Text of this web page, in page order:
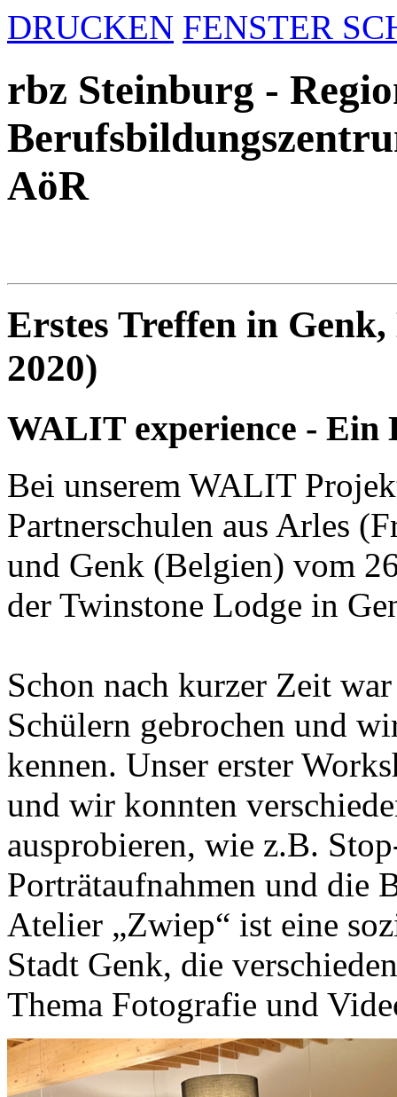
DRUCKEN FENSTER
rbz Steinburg -
AöR
Erstes Treffen in
2020)
WALIT experience - Ein
Bei unserem WALIT
Partnerschulen aus Arles
und Genk (Belgien) vom
der Twinstone Lodge in
Schon nach kurzer Zeit
Schülern gebrochen und
kennen. Unser erster
und wir konnten
ausprobieren, wie z.B.
Porträtaufnahmen und die
Atelier „Zwiep“ ist eine
Stadt Genk, die
Thema Fotografie und